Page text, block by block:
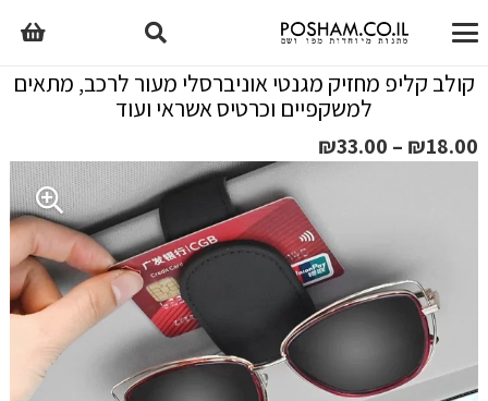
קולב קליפ מחזיק מגנטי אוניברסלי מעור לרכב, מתאים
למשקפיים וכרטיס אשראי ועוד
₪18.00
–
₪33.00
מחירים:
עד